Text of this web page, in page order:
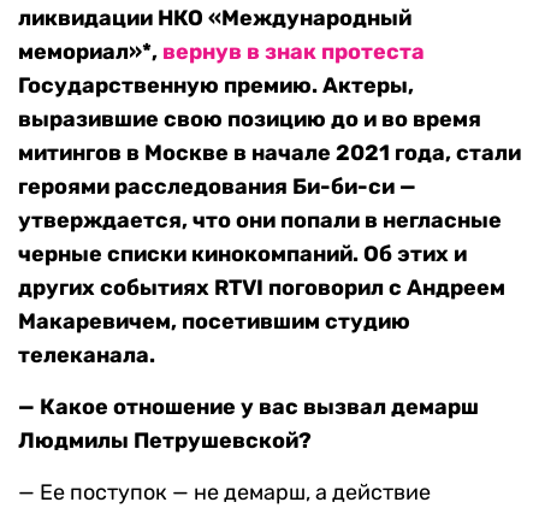
ликвидации НКО «Международный
мемориал»*, вернув в знак протеста
Государственную премию. Актеры,
выразившие свою позицию до и во время
митингов в Москве в начале 2021 года, стали
героями расследования Би-би-си —
утверждается, что они попали в негласные
черные списки кинокомпаний. Об этих и
других событиях RTVI поговорил с Андреем
Макаревичем, посетившим студию
телеканала.
— Какое отношение у вас вызвал демарш
Людмилы Петрушевской?
— Ее поступок — не демарш, а действие